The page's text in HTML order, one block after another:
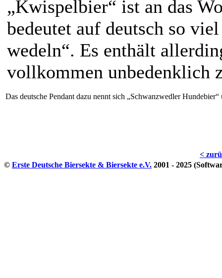
„Kwispelbier“ ist an das
bedeutet auf deutsch so
wedeln“. Es enthält
vollkommen unbedenklich
Das deutsche Pendant dazu nennt sich „Schwanzwedler
<
© Erste Deutsche Biersekte & Biersekte e.V. 2001 - 2025